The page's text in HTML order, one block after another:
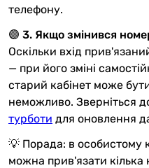
телефону.
🟣 3. Якщо змінився
Оскільки вхід
— при його зміні
старий кабінет може
неможливо. Зверніться
турботи для оновлення
💡 Порада: в особистому
можна прив'язати кілька